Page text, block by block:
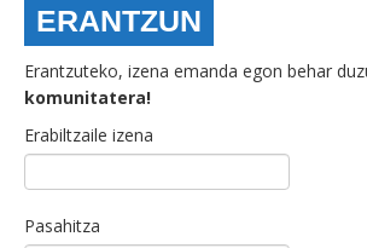
ERANTZUN
Erantzuteko, izena emanda egon behar
komunitatera!
Erabiltzaile izena
Pasahitza